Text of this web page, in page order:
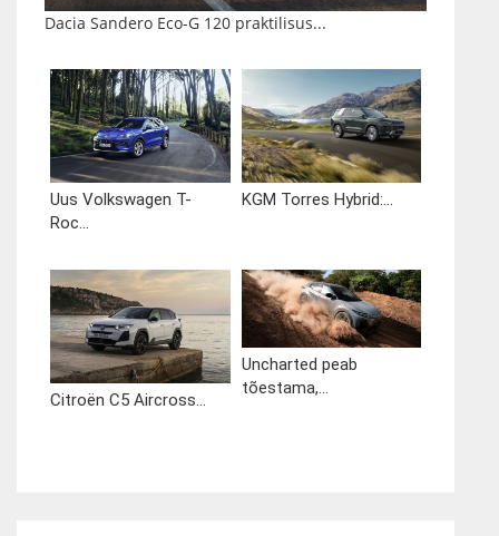
Dacia Sandero Eco-G 120 praktilisus...
Uus Volkswagen T-
Roc...
KGM Torres Hybrid:...
Citroën C5 Aircross...
Uncharted peab
tõestama,...